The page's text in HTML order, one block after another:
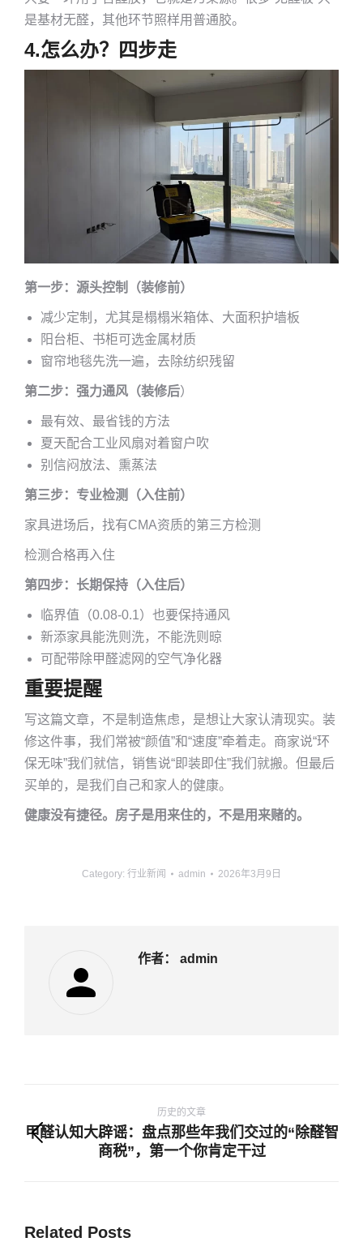
是基材无醛，其他环节照样用普通胶。
4.怎么办？四步走
第一步：源头控制（装修前）
减少定制，尤其是榻榻米箱体、大面积护墙板
阳台柜、书柜可选金属材质
窗帘地毯先洗一遍，去除纺织残留
第二步：强力通风（装修后）
最有效、最省钱的方法
夏天配合工业风扇对着窗户吹
别信闷放法、熏蒸法
第三步：专业检测（入住前）
家具进场后，找有CMA资质的第三方检测
检测合格再入住
第四步：长期保持（入住后）
临界值（0.08-0.1）也要保持通风
新添家具能洗则洗，不能洗则晾
可配带除甲醛滤网的空气净化器
重要提醒
写这篇文章，不是制造焦虑，是想让大家认清现实。装
修这件事，我们常被“颜值”和“速度”牵着走。商家说“环
保无味”我们就信，销售说“即装即住”我们就搬。但最后
买单的，是我们自己和家人的健康。
健康没有捷径。房子是用来住的，不是用来赌的。
Category: 行业新闻 admin 2026年3月9日
作者： admin
章
导
历史的文章
历
甲醛认知大辟谣：盘点那些年我们交过的“除醛智
商税”，第一个你肯定干过
Related Posts